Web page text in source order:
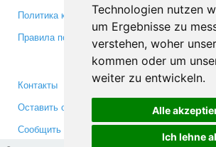
Technologien nutzen
um Ergebnisse zu
verstehen, woher
kommen oder um
weiter zu entwickeln.
Alle
Ich lehne
Политика конфиденциальности
Правила пользования
Медиа
Контакты
Оставить отзыв
Сообщить об ошибке
Facebook
Twitter